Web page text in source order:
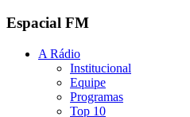
Espacial FM
A Rádio
Institucional
Equipe
Programas
Top 10